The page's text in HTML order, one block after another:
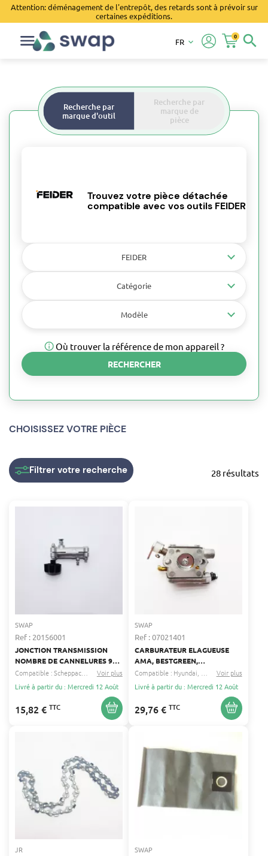
Attention: déménagement de l'entrepôt, des retards sont à prévoir sur
certaines expéditions.
search
0
FR keyboard_arrow_down
Recherche par
marque d'outil
Recherche par
marque de
pièce
Trouvez votre pièce détachée
compatible avec vos outils FEIDER
FEIDER
Catégorie
Modèle
Où trouver la référence de mon appareil ?
RECHERCHER
CHOISISSEZ VOTRE PIÈCE
28 résultats
Filtrer votre recherche
SWAP
Ref : 20156001
JONCTION TRANSMISSION
NOMBRE DE CANNELURES 9
26MM
Compatible : Feider...
Voir plus
Livré à partir du : Mercredi 12 Août
15,82 € TTC
SWAP
Ref : 07021401
CARBURATEUR ELAGUEUSE
AMA, BESTGREEN,
BRICOMARCHE, EINHELL
ENTRAXE 31MM DIAMÈTRE
INTÉRIEUR 13MM
Compatible : Hyundai Racing...
Voir plus
Livré à partir du : Mercredi 12 Août
29,76 € TTC
JR SWAP